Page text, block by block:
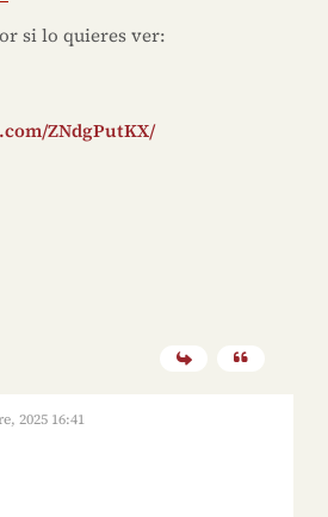
si lo quieres ver:
ZNdgPutKX/
2025 16:41